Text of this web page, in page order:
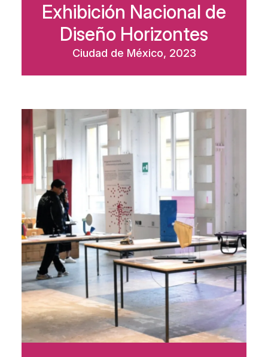
Exhibición Nacional de
Diseño Horizontes
Ciudad de México, 2023